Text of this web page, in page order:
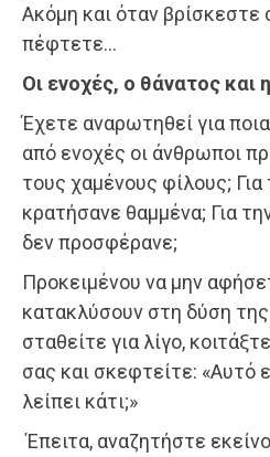
Ακόμη και όταν βρίσκεστε
πέφτετε…
Οι ενοχές, ο θάνατος και
Έχετε αναρωτηθεί για
από ενοχές οι άνθρωποι
τους χαμένους φίλους;
κρατήσανε θαμμένα; Για
δεν προσφέρανε;
Προκειμένου να μην
κατακλύσουν στη δύση
σταθείτε για λίγο,
σας και σκεφτείτε: «Αυτό
λείπει κάτι;»
Έπειτα, αναζητήστε